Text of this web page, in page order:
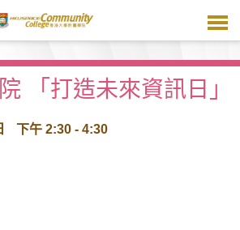
「打造未來資訊日」
下午 2:30 - 4:30